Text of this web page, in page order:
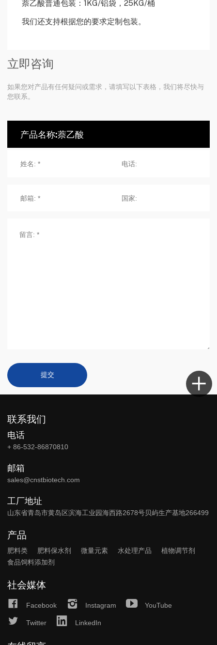
萘乙酸普通包装：1KG/铝袋，25KG/桶
我们还支持根据您的要求定制包装。
立即咨询
如果您对产品有任何疑问或需求，请填写以下表格，我们将尽快与
您联系。
提交
联系我们
电话
+ 86-532-86870810
邮箱
sales@cnstbiotech.com
工厂地址
山东省青岛市黄岛区滨海工业园海西路2678号贝屿生产基地266499
产品
肥料类 肥料保水剂 微量元素 水处理产品
植物调节剂
食品饲料添加剂
社会媒体
Facebook Instagram YouTube
Twitter LinkedIn